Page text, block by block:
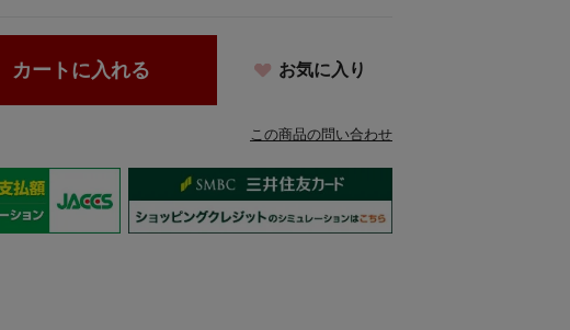
カートに入れる お気に入り
この商品の問い合わせ